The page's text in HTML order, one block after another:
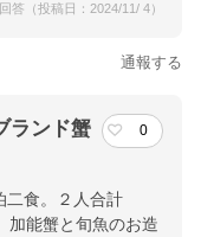
答（投稿日：2024/11/ 4）
通報する
ランド蟹
0
二食。２人合計
加能蟹と旬魚のお造